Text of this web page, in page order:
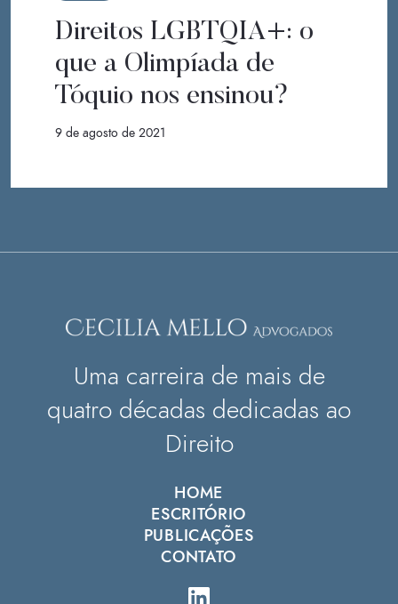
Direitos LGBTQIA+: o
que a Olimpíada de
Tóquio nos ensinou?
9 de agosto de 2021
Uma carreira de mais de
quatro décadas dedicadas ao
Direito
HOME
ESCRITÓRIO
PUBLICAÇÕES
CONTATO